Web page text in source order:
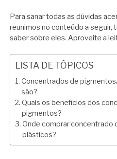
Para sanar todas as dúvidas
reunimos no conteúdo a seguir,
saber sobre eles. Aproveite a
LISTA DE TÓPICOS
Concentrados de
são?
Quais os benefícios dos
pigmentos?
Onde comprar concentrado
plásticos?